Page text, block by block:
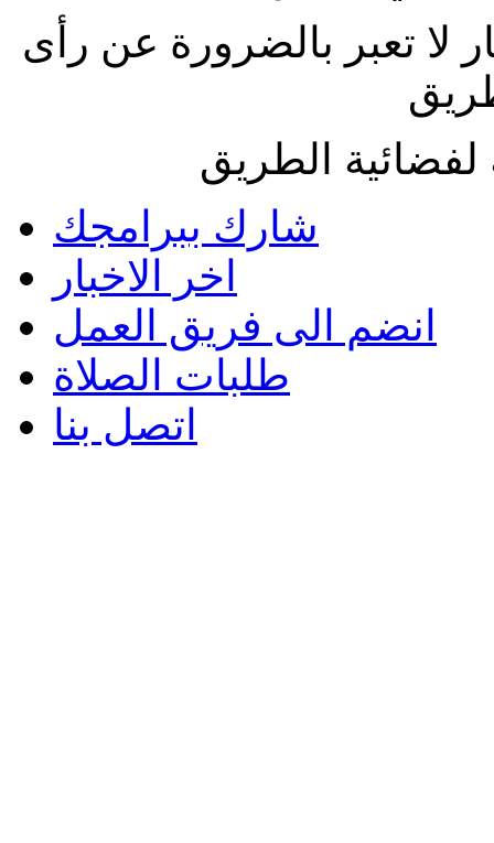
لا تعبر بالضرورة عن رأى
الطريق
شارك ببرامجك
اخر الاخبار
انضم الى فريق العمل
طلبات الصلاة
اتصل بنا